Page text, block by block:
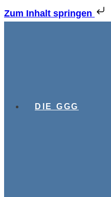
Zum Inhalt springen
DIE GGG